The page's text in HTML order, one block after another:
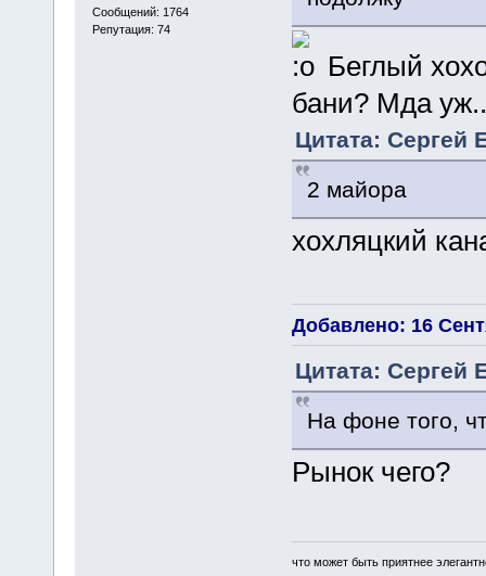
Сообщений: 1764
Репутация: 74
Беглый
бани? Мда
Цитата: Сергей
2 майора
хохляцкий
Добавлено: 16
Цитата: Сергей
На фоне того,
Рынок чего?
что может быть приятнее